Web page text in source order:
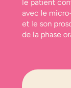
le patient
avec le
et le son
de la phase